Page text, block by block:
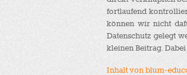
fortlaufend
können wir nicht
Datenschutz gelegt
kleinen Beitrag.
Inhalt von blum-